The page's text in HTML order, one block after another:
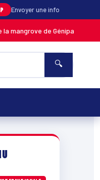
Envoyer une info
Génipa détruits, le feu
🔍